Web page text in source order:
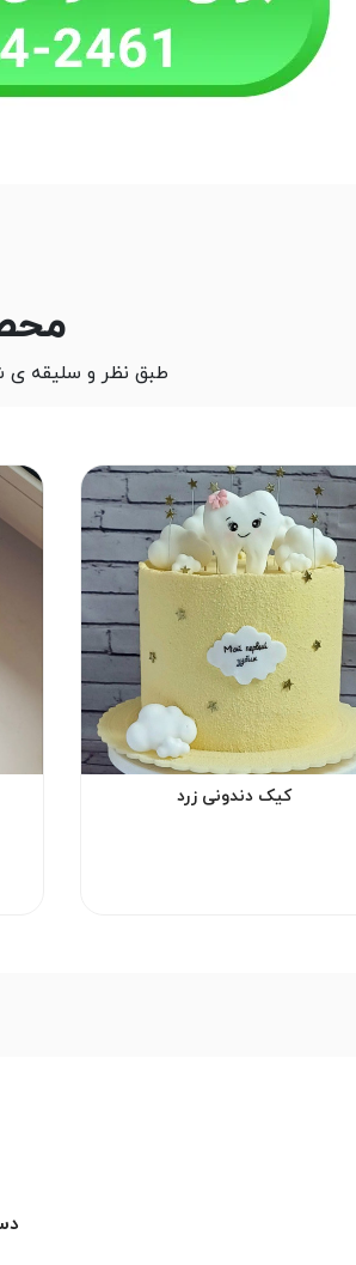
طبق نظر و سلیقه ی
کیک دندونی زرد